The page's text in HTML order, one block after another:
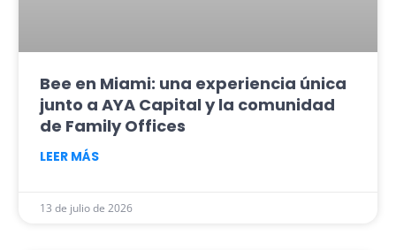
Bee en Miami: una experiencia única
junto a AYA Capital y la comunidad
de Family Offices
LEER MÁS
13 de julio de 2026